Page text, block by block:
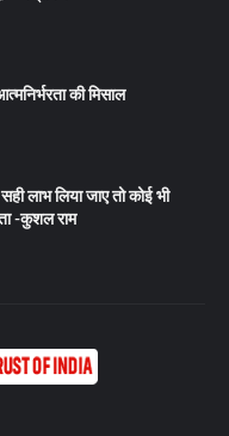
की मिसाल
लाभ लिया जाए तो कोई भी
-कुशल राम